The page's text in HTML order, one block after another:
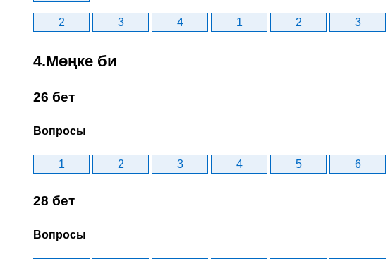
2 3 4 1 2 3
4.Мөңке би
26 бет
Вопросы
1 2 3 4 5 6
28 бет
Вопросы